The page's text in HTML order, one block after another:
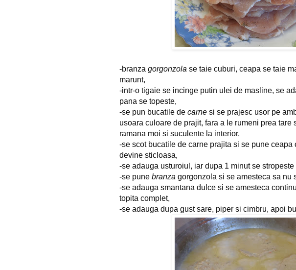
-branza gorgonzola se taie cuburi, ceapa se taie
marunt,
-intr-o tigaie se incinge putin ulei de masline, se
pana se topeste,
-se pun bucatile de carne si se prajesc usor pe
usoara culoare de prajit, fara a le rumeni prea tare
ramana moi si suculente la interior,
-se scot bucatile de carne prajita si se pune ceapa
devine sticloasa,
-se adauga usturoiul, iar dupa 1 minut se stropeste
-se pune branza gorgonzola si se amesteca sa nu
-se adauga smantana dulce si se amesteca
topita complet,
-se adauga dupa gust sare, piper si cimbru, apoi